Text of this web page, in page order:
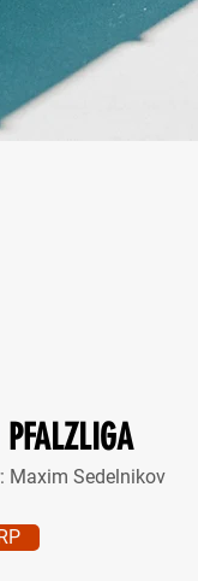
PFALZLIGA
Maxim Sedelnikov